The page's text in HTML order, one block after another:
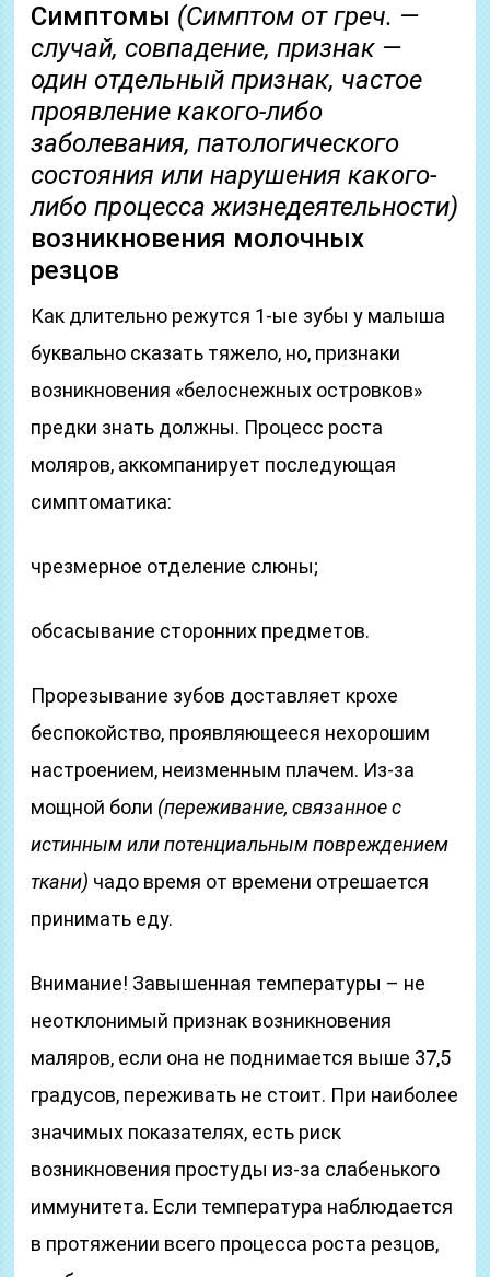
Симптомы (Симптом от греч. —
случай, совпадение, признак —
один отдельный признак, частое
проявление какого-либо
заболевания, патологического
состояния или нарушения какого-
либо процесса жизнедеятельности)
возникновения молочных
резцов
Как длительно режутся 1-ые зубы у малыша
буквально сказать тяжело, но, признаки
возникновения «белоснежных островков»
предки знать должны. Процесс роста
моляров, аккомпанирует последующая
симптоматика:
чрезмерное отделение слюны;
обсасывание сторонних предметов.
Прорезывание зубов доставляет крохе
беспокойство, проявляющееся нехорошим
настроением, неизменным плачем. Из-за
мощной боли (переживание, связанное с
истинным или потенциальным повреждением
ткани) чадо время от времени отрешается
принимать еду.
Внимание! Завышенная температуры – не
неотклонимый признак возникновения
маляров, если она не поднимается выше 37,5
градусов, переживать не стоит. При наиболее
значимых показателях, есть риск
возникновения простуды из-за слабенького
иммунитета. Если температура наблюдается
в протяжении всего процесса роста резцов,